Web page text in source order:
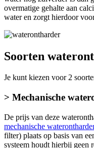
overmatige gehalte aan
water en zorgt hierdoor
Soorten
Je kunt kiezen voor 2
> Mechanische
De prijs van deze
mechanische
filter) plaats op basis van
systeem houdt hierbij geen